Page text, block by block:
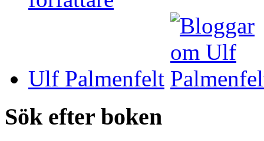
Ulf Palmenfelt
Sök efter boken